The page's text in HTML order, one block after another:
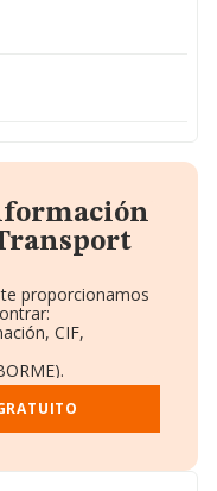
proporcionamos
CIF,
Empleados.